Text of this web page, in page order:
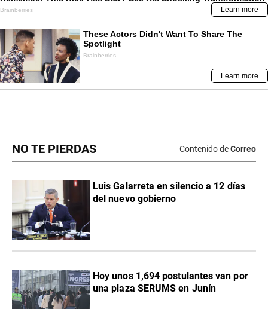
NO TE PIERDAS Contenido deCorreo
Luis Galarreta en silencio a 12 días
del nuevo gobierno
Hoy unos 1,694 postulantes van por
una plaza SERUMS en Junín